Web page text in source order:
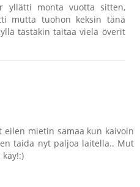
yllätti monta vuotta sitten,
mutta tuohon keksin tänä
tästäkin taitaa vielä överit
eilen mietin samaa kun kaivoin
taida nyt paljoa laitella.. Mut